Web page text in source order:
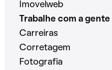
Imovelweb
Trabalhe com a gente
Carreiras
Corretagem
Fotografia